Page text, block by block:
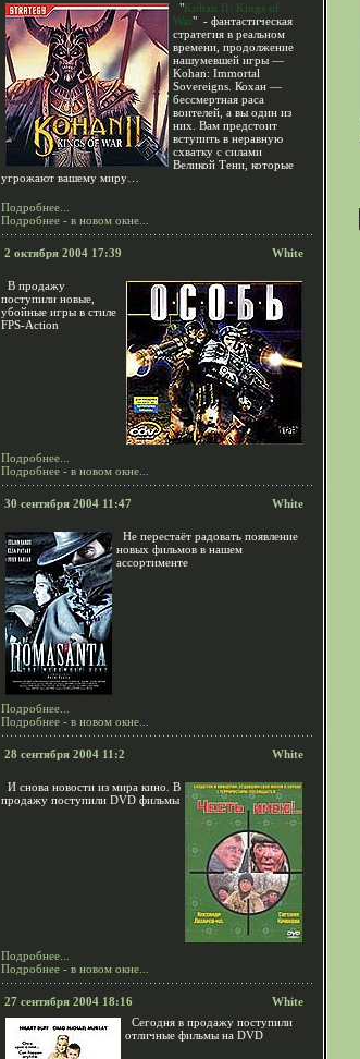
"Kohan II: Kings of
War" - фантастическая
стратегия в реальном
времени, продолжение
нашумевшей игры —
Kohan: Immortal
Sovereigns. Кохан —
бессмертная раса
воителей, а вы один из
них. Вам предстоит
вступить в неравную
схватку с силами
Великой Тени, которые
угрожают вашему миру…
Подробнее...
Подробнее - в новом окне...
2 октября 2004 17:39 White
В продажу
поступили новые,
убойные игры в стиле
FPS-Action
Подробнее...
Подробнее - в новом окне...
30 сентября 2004 11:47 White
Не перестаёт радовать появление
новых фильмов в нашем
ассортименте
Подробнее...
Подробнее - в новом окне...
28 сентября 2004 11:2 White
И снова новости из мира кино. В
продажу поступили DVD фильмы
Подробнее...
Подробнее - в новом окне...
27 сентября 2004 18:16
White
Сегодня в продажу поступили
отличные фильмы на DVD